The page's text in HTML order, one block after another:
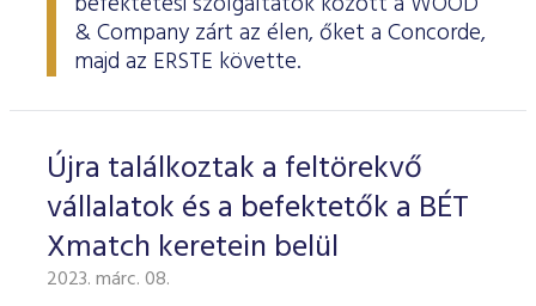
& Company zárt az élen, őket a Concorde,
majd az ERSTE követte.
Újra találkoztak a feltörekvő
vállalatok és a befektetők a BÉT
Xmatch keretein belül
2023. márc. 08.